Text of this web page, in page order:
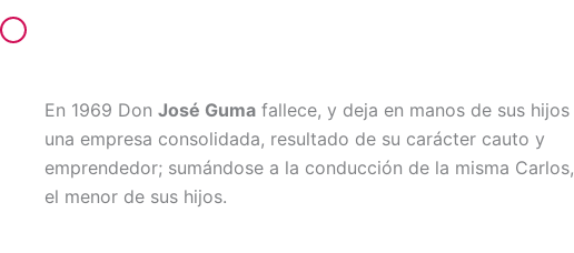
En 1969 Don José Guma fallece, y deja en manos de sus hijos
una empresa consolidada, resultado de su carácter cauto y
emprendedor; sumándose a la conducción de la misma Carlos,
el menor de sus hijos.